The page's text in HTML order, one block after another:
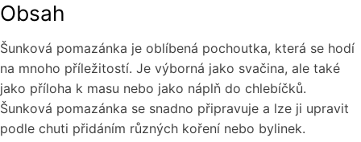
Obsah
Šunková pomazánka je oblíbená pochoutka, která se hodí
na mnoho příležitostí. Je výborná jako svačina, ale také
jako příloha k masu nebo jako náplň do chlebíčků.
Šunková pomazánka se snadno připravuje a lze ji upravit
podle chuti přidáním různých koření nebo bylinek.